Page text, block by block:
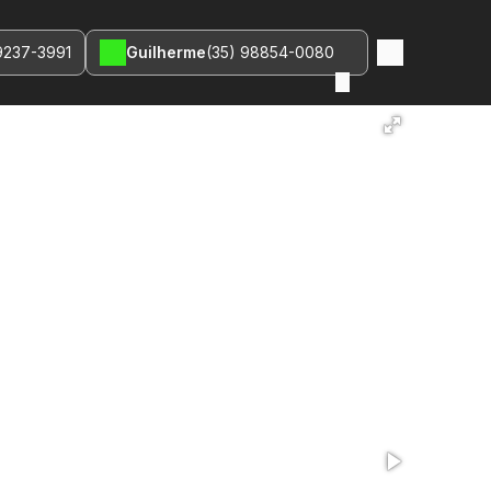
Guilherme(35) 98854-0080
3991